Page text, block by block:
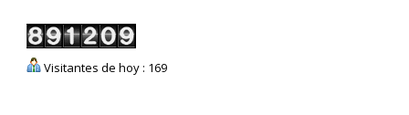
Visitantes de hoy : 169